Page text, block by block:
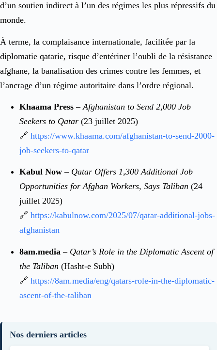
d’un soutien indirect à l’un des régimes les plus répressifs du
monde.
À terme, la complaisance internationale, facilitée par la
diplomatie qatarie, risque d’entériner l’oubli de la résistance
afghane, la banalisation des crimes contre les femmes, et
l’ancrage d’un régime autoritaire dans l’ordre régional.
Khaama Press –Afghanistan to Send 2,000 Job
Seekers to Qatar (23 juillet 2025)
🔗 https://www.khaama.com/afghanistan-to-send-2000-
job-seekers-to-qatar
Kabul Now – Qatar Offers 1,300 Additional Job
Opportunities for Afghan Workers, Says Taliban (24
juillet 2025)
🔗 https://kabulnow.com/2025/07/qatar-additional-jobs-
afghanistan
8am.media – Qatar’s Role in the Diplomatic Ascent of
the Taliban (Hasht-e Subh)
🔗 https://8am.media/eng/qatars-role-in-the-diplomatic-
ascent-of-the-taliban
Nos derniers articles